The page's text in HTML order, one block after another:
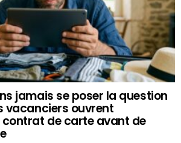
jamais se poser la question
vacanciers ouvrent
de carte avant de